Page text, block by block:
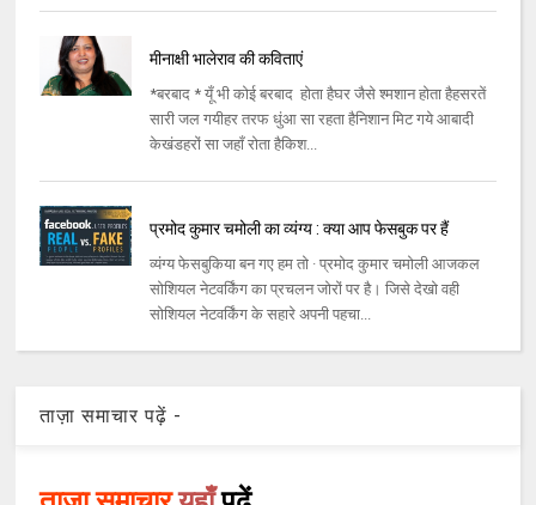
मीनाक्षी भालेराव की कविताएं
*बरबाद * यूँ भी कोई बरबाद होता हैघर जैसे श्मशान होता हैहसरतें
सारी जल गयीहर तरफ धुंआ सा रहता हैनिशान मिट गये आबादी
केखंडहरों सा जहाँ रोता हैकिश...
प्रमोद कुमार चमोली का व्यंग्य : क्या आप फेसबुक पर हैं
व्‍यंग्‍य फेसबुकिया बन गए हम तो · प्रमोद कुमार चमोली आजकल
सोशियल नेटवर्किंग का प्रचलन जोरों पर है। जिसे देखो वही
सोशियल नेटवर्किंग के सहारे अपनी पहचा...
ताज़ा समाचार पढ़ें -